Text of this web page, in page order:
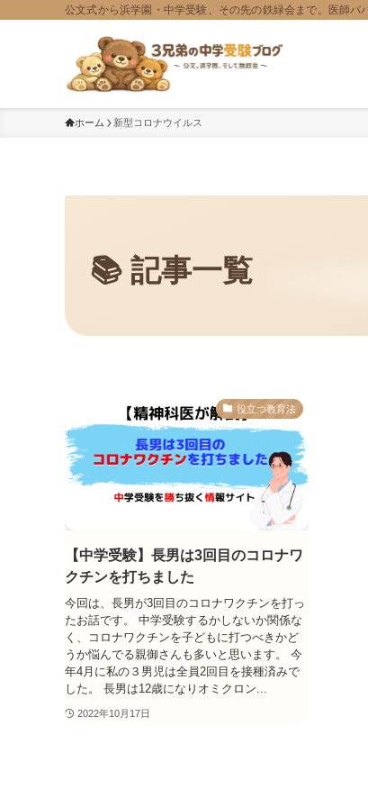
公文式から浜学園・中学受験、その先の鉄緑会まで。医師パ
ホーム 新型コロナウイルス
役立つ教育法
【中学受験】長男は3回目のコロナワ
クチンを打ちました
今回は、長男が3回目のコロナワクチンを打っ
たお話です。 中学受験するかしないか関係な
く、コロナワクチンを子どもに打つべきかど
うか悩んでる親御さんも多いと思います。 今
年4月に私の３男児は全員2回目を接種済みで
した。 長男は12歳になりオミクロン...
2022年10月17日